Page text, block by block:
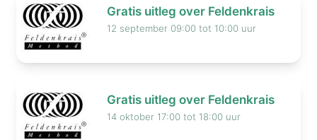
Gratis uitleg over Feldenkrais
12 september 09:00 tot 10:00 uur
Gratis uitleg over Feldenkrais
14 oktober 17:00 tot 18:00 uur